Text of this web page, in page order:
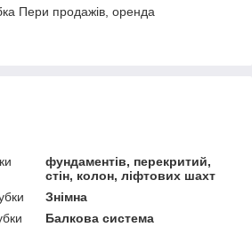
Пери продажів, оренда
фундаментів, перекритий,
стін, колон, ліфтових шахт
Знімна
Балкова система